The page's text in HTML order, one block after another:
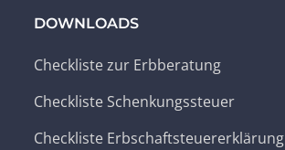
DOWNLOADS
Checkliste zur Erbberatung
Checkliste Schenkungssteuer
Checkliste Erbschaftsteuererklärung